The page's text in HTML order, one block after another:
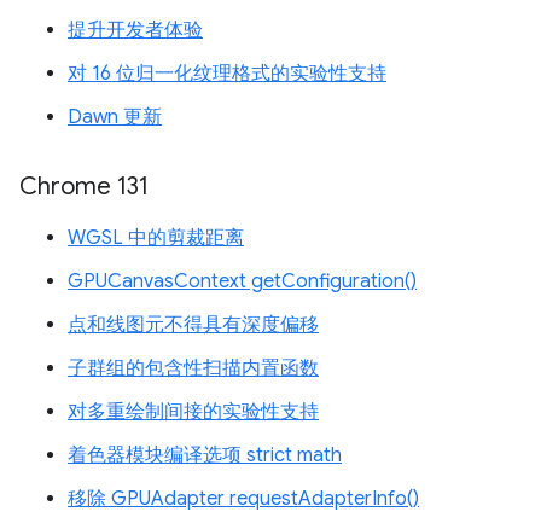
提升开发者体验
对 16 位归一化纹理格式的实验性支持
Dawn 更新
Chrome 131
WGSL 中的剪裁距离
GPUCanvasContext getConfiguration()
点和线图元不得具有深度偏移
子群组的包含性扫描内置函数
对多重绘制间接的实验性支持
着色器模块编译选项 strict math
移除 GPUAdapter requestAdapterInfo()